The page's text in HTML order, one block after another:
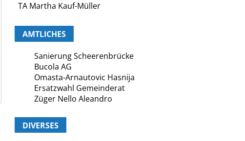
TA Martha Kauf-Müller
AMTLICHES
Sanierung Scheerenbrücke
Bucola AG
Omasta-Arnautovic Hasnija
Ersatzwahl Gemeinderat
Züger Nello Aleandro
DIVERSES